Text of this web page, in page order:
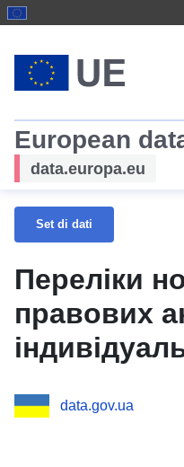
European
data.europa.eu
Set di dati
Переліки
правових
data.gov.ua